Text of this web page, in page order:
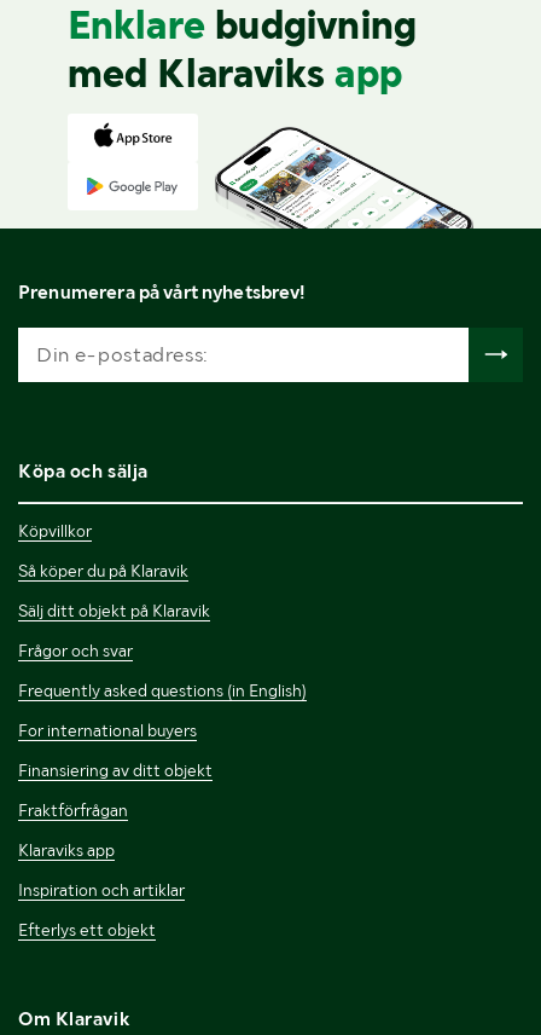
Enklare budgivning
med Klaraviks app
Prenumerera på vårt nyhetsbrev!
Köpa och sälja
Köpvillkor
Så köper du på Klaravik
Sälj ditt objekt på Klaravik
Frågor och svar
Frequently asked questions (in English)
For international buyers
Finansiering av ditt objekt
Fraktförfrågan
Klaraviks app
Inspiration och artiklar
Efterlys ett objekt
Om Klaravik